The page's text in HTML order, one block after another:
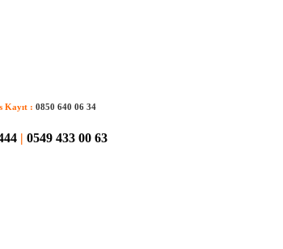
Kayıt : 0850 640 06 34
0549 433 00 63